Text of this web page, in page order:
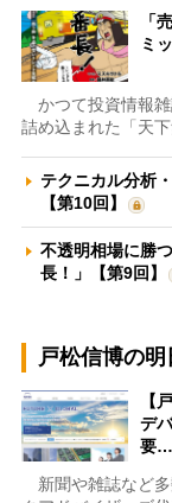
「
ミ
かつて投資情報雑
詰め込まれた「天
テクニカル分析
【第10回】
不透明相場に勝
長！」【第9回】
戸松信博の明
【
デ
要…
新聞や雑誌など多